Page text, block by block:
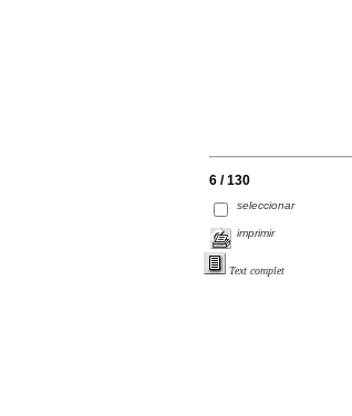
6 / 130
seleccionar
imprimir
Text complet